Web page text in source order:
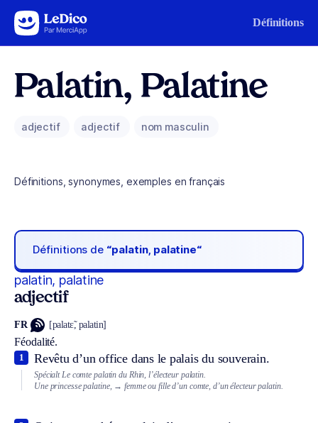
Aller au contenu Définitions
Palatin, Palatine
adjectif adjectif nom masculin
Définitions, synonymes, exemples en français
Définitions de “palatin, palatine“
palatin, palatine
adjectif
FR [palatɛ̃, palatin]
Féodalité.
Revêtu d’un office dans le palais du souverain.
1
Spécialt Le comte palatin du Rhin, l’électeur palatin.
Une princesse palatine, → femme ou fille d’un comte, d’un électeur palatin.